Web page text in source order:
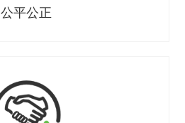
公平公正